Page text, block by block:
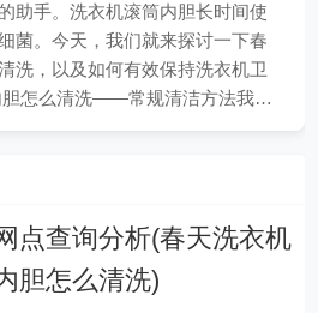
助手。洗衣机滚筒内胆长时间使
菌。今天，我们就来探讨一下春
洗，以及如何有效保持洗衣机卫
胆怎么清洗——常规清洁方法我…
点查询分析(春天洗衣机
胆怎么清洗)